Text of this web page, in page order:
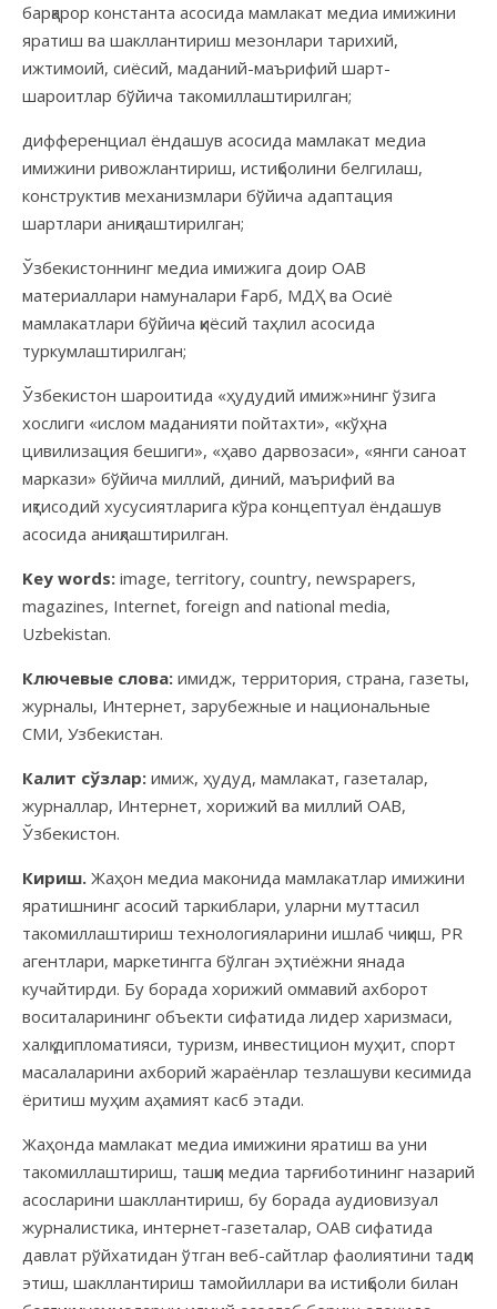
барқарор константа асосида мамлакат медиа имижини
яратиш ва шакллантириш мезонлари тарихий,
ижтимоий, сиёсий, маданий-маърифий шарт-
шароитлар бўйича такомиллаштирилган;
дифференциал ёндашув асосида мамлакат медиа
имижини ривожлантириш, истиқболини белгилаш,
конструктив механизмлари бўйича адаптация
шартлари аниқлаштирилган;
Ўзбекистоннинг медиа имижига доир ОАВ
материаллари намуналари Ғарб, МДҲ ва Осиё
мамлакатлари бўйича қиёсий таҳлил асосида
туркумлаштирилган;
Ўзбекистон шароитида «ҳудудий имиж»нинг ўзига
хослиги «ислом маданияти пойтахти», «кўҳна
цивилизация бешиги», «ҳаво дарвозаси», «янги саноат
маркази» бўйича миллий, диний, маърифий ва
иқтисодий хусусиятларига кўра концептуал ёндашув
асосида аниқлаштирилган.
Key words: image, territory, country, newspapers,
magazines, Internet, foreign and national media,
Uzbekistan.
Ключевые слова: имидж, территория, страна, газеты,
журналы, Интернет, зарубежные и национальные
СМИ, Узбекистан.
Калит сўзлар: имиж, ҳудуд, мамлакат, газеталар,
журналлар, Интернет, хорижий ва миллий ОАВ,
Ўзбекистон.
Кириш. Жаҳон медиа маконида мамлакатлар имижини
яратишнинг асосий таркиблари, уларни муттасил
такомиллаштириш технологияларини ишлаб чиқиш, PR
агентлари, маркетингга бўлган эҳтиёжни янада
кучайтирди. Бу борада хорижий оммавий ахборот
воситаларининг объекти сифатида лидер харизмаси,
халқ дипломатияси, туризм, инвестицион муҳит, спорт
масалаларини ахборий жараёнлар тезлашуви кесимида
ёритиш муҳим аҳамият касб этади.
Жаҳонда мамлакат медиа имижини яратиш ва уни
такомиллаштириш, ташқи медиа тарғиботининг назарий
асосларини шакллантириш, бу борада аудиовизуал
журналистика, интернет-газеталар, ОАВ сифатида
давлат рўйхатидан ўтган веб-сайтлар фаолиятини тадқиқ
этиш, шакллантириш тамойиллари ва истиқболи билан